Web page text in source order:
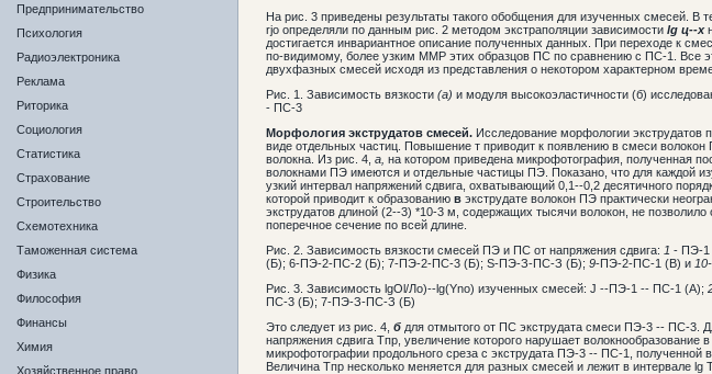
Предпринимательство
Психология
Радиоэлектроника
Реклама
Риторика
Социология
Статистика
Страхование
Строительство
Схемотехника
Таможенная система
Физика
Философия
Финансы
Химия
Хозяйственное право
На рис. 3 приведены результаты такого обобщения для изученных смесей. В
rjo определяли по данным рис. 2 методом экстраполяции зависимости lg ц--х
достигается инвариантное описание полученных данных. При переходе к
по-видимому, более узким ММР этих образцов ПС по сравнению с ПС-1. Все
двухфазных смесей исходя из представления о некотором характерном
Рис. 1. Зависимость вязкости (а) и модуля высокоэластичности (б)
- ПС-3
Морфология экструдатов смесей. Исследование морфологии экструдатов
виде отдельных частиц. Повышение т приводит к появлению в смеси
волокна. Из рис. 4, а, на котором приведена микрофотография, полученная
волокнами ПЭ имеются и отдельные частицы ПЭ. Показано, что для каждой
узкий интервал напряжений сдвига, охватывающий 0,1--0,2 десятичного
которой приводит к образованию в экструдате волокон ПЭ практически
экструдатов длиной (2--3) *10-3 м, содержащих тысячи волокон, не позволило
поперечное сечение по всей длине.
Рис. 2. Зависимость вязкости смесей ПЭ и ПС от напряжения сдвига: 1 - ПЭ-1
(Б); 6-ПЭ-2-ПС-2 (Б); 7-ПЭ-2-ПС-3 (Б); S-ПЭ-З-ПС-З (Б); 9-ПЭ-2-ПС-1 (В) и 10-
Рис. 3. Зависимость lgOl/Ло)--lg(Yno) изученных смесей: J --ПЭ-1 -- ПС-1 (А);
ПС-3 (Б); 7-ПЭ-З-ПС-З (Б)
Это следует из рис. 4, б для отмытого от ПС экструдата смеси ПЭ-3 -- ПС-3.
напряжения сдвига Тпр, увеличение которого нарушает
микрофотографии продольного среза с экструдата ПЭ-3 -- ПС-1, полученной
Величина Тпр несколько меняется для разных смесей и лежит в интервале